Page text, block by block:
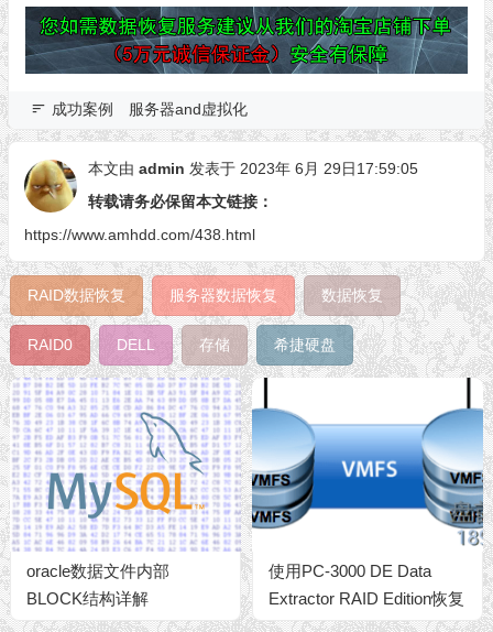
成功案例 服务器and虚拟化
本文由 admin 发表于 2023年 6月 29日17:59:05
转载请务必保留本文链接：
https://www.amhdd.com/438.html
RAID数据恢复 服务器数据恢复 数据恢复
RAID0 DELL 存储 希捷硬盘
oracle数据文件内部
BLOCK结构详解
使用PC-3000 DE Data
Extractor RAID Edition恢复
RAID中VMFS卷的虚拟机